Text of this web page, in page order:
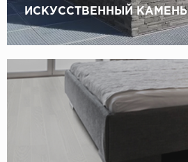
ИСКУССТВЕННЫЙ КАМЕНЬ